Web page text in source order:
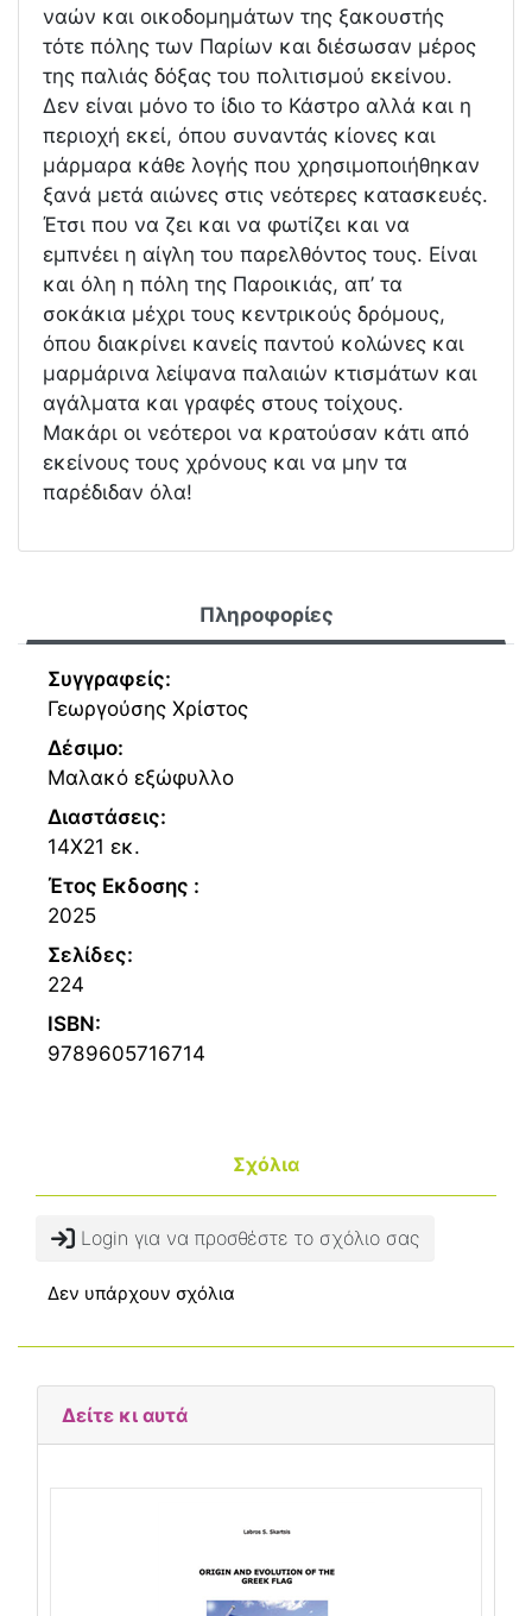
ναών και οικοδομημάτων της ξακουστής
τότε πόλης των Παρίων και διέσωσαν μέρος
της παλιάς δόξας του πολιτισμού εκείνου.
Δεν είναι μόνο το ίδιο το Κάστρο αλλά και η
περιοχή εκεί, όπου συναντάς κίονες και
μάρμαρα κάθε λογής που χρησιμοποιήθηκαν
ξανά μετά αιώνες στις νεότερες κατασκευές.
Έτσι που να ζει και να φωτίζει και να
εμπνέει η αίγλη του παρελθόντος τους. Είναι
και όλη η πόλη της Παροικιάς, απ’ τα
σοκάκια μέχρι τους κεντρικούς δρόμους,
όπου διακρίνει κανείς παντού κολώνες και
μαρμάρινα λείψανα παλαιών κτισμάτων και
αγάλματα και γραφές στους τοίχους.
Μακάρι οι νεότεροι να κρατούσαν κάτι από
εκείνους τους χρόνους και να μην τα
παρέδιδαν όλα!
Πληροφορίες
Συγγραφείς:
Γεωργούσης Χρίστος
Δέσιμο:
Μαλακό εξώφυλλο
Διαστάσεις:
14Χ21 εκ.
Έτος Εκδοσης :
2025
Σελίδες:
224
ISBN:
9789605716714
Σχόλια
Login για να προσθέστε το σχόλιο σας
Δεν υπάρχουν σχόλια
Δείτε κι αυτά